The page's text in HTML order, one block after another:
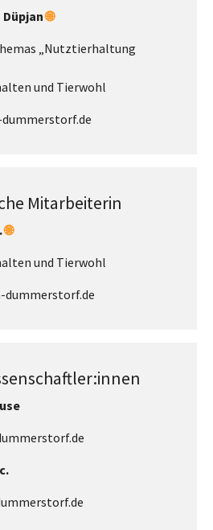
Düpjan🌐
„Nutztierhaltung
und Tierwohl
Mitarbeiterin
🌐
und Tierwohl
dummerstorf.de